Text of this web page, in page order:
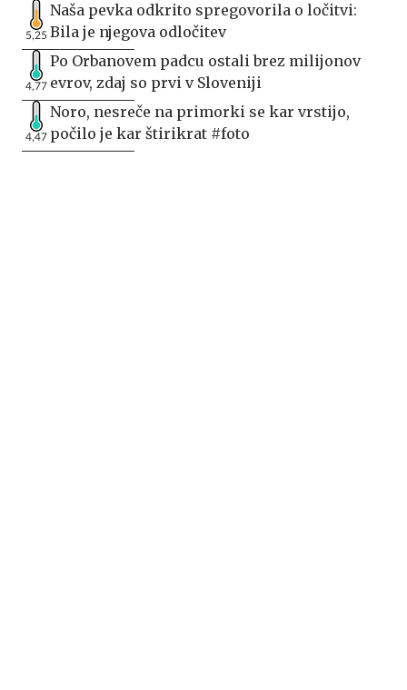
5,25
Naša pevka odkrito spregovorila o ločitvi:
Bila je njegova odločitev
4,77
Po Orbanovem padcu ostali brez milijonov
evrov, zdaj so prvi v Sloveniji
4,47
Noro, nesreče na primorki se kar vrstijo,
počilo je kar štirikrat #foto